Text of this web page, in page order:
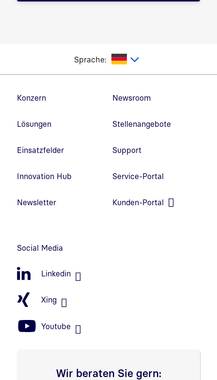
Sprache:
Konzern
Lösungen
Einsatzfelder
Innovation Hub
Newsletter
Newsroom
Stellenangebote
Support
Service-Portal
Kunden-Portal
Social Media
Linkedin
Xing
Youtube
Wir beraten Sie gern: